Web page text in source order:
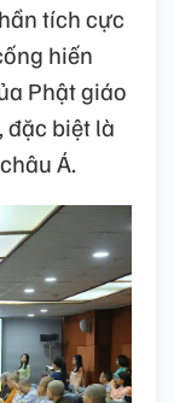
tích cực
hiến
Phật giáo
đặc biệt là
Á.